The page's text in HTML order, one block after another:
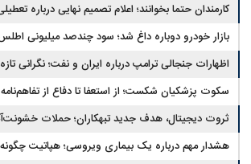
کارمندان حتما بخوانند؛ اعلام تصمیم نهایی درباره
بازار خودرو دوباره داغ شد؛ سود چندصد میلیونی
اظهارات جنجالی ترامپ درباره ایران و نفت؛ نگرانی تازه
سکوت پزشکیان شکست؛ از استعفا تا دفاع از
ثروت دیجیتال، هدف جدید تبهکاران؛ حملات
یافت
هشدار مهم درباره یک بیماری ویروسی؛ هپاتیت